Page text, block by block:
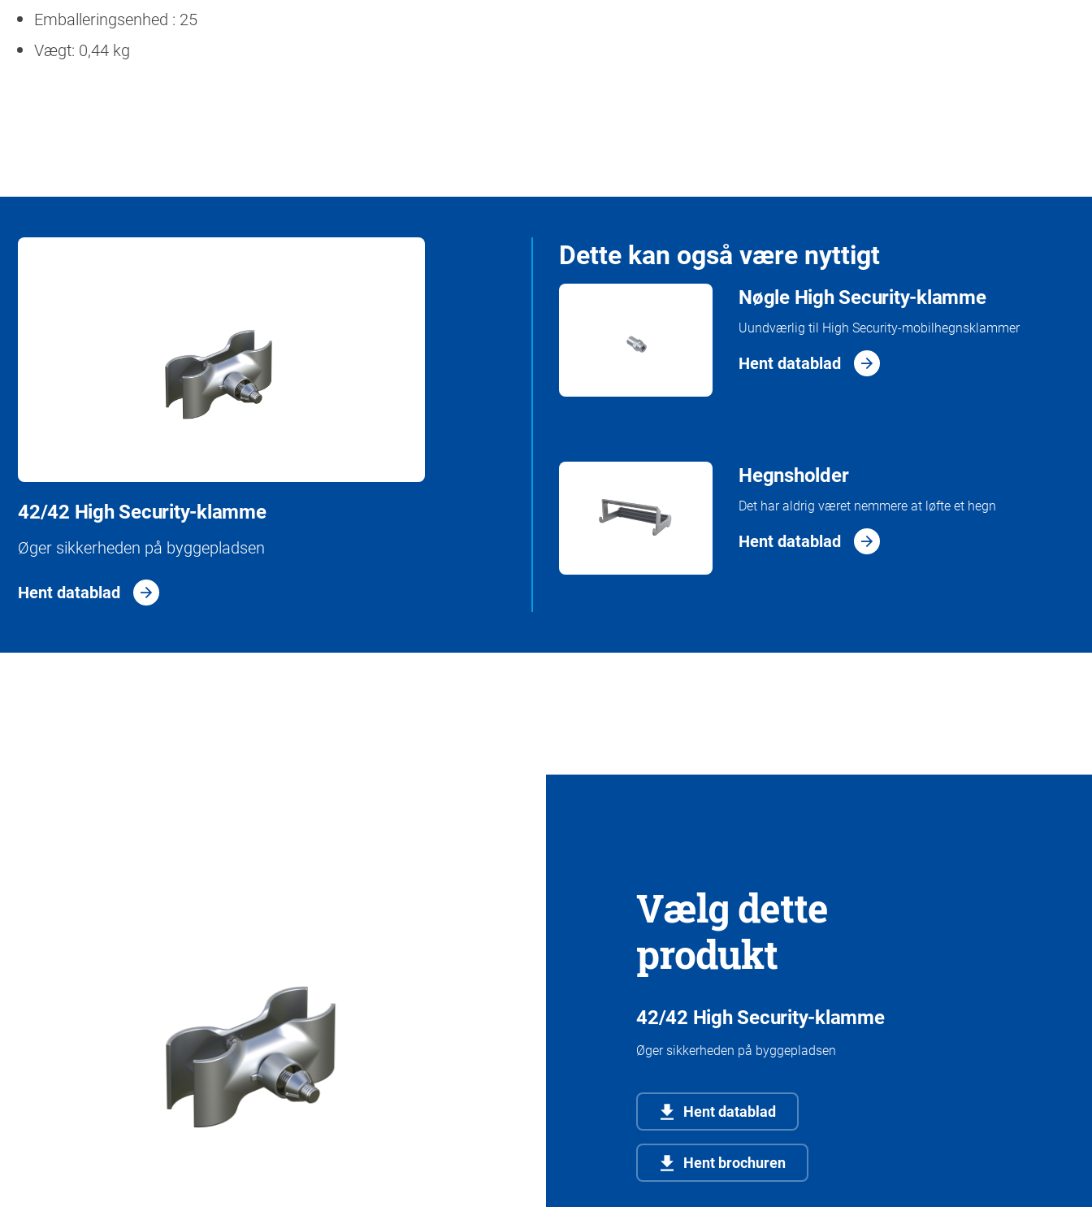
Emballeringsenhed : 25
Vægt: 0,44 kg
42/42 High Security-klamme
Øger sikkerheden på byggepladsen
Hent datablad
Dette kan også være nyttigt
Nøgle High Security-klamme
Uundværlig til High Security-mobilhegnsklammer
Hent datablad
Hegnsholder
Det har aldrig været nemmere at løfte et hegn
Hent datablad
Vælg dette
produkt
42/42 High Security-klamme
Øger sikkerheden på byggepladsen
Hent datablad
Hent brochuren